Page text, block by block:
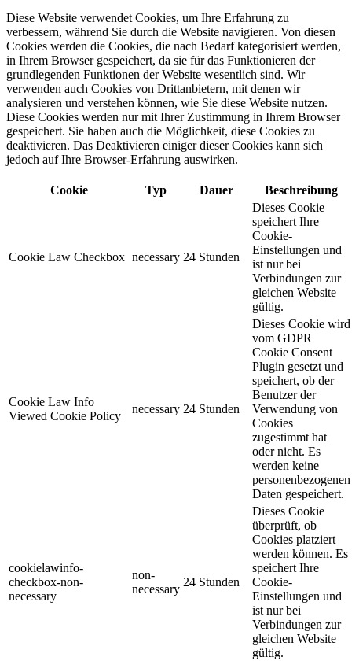
Diese Website verwendet Cookies, um Ihre Erfahrung zu
verbessern, während Sie durch die Website navigieren. Von diesen
Cookies werden die Cookies, die nach Bedarf kategorisiert werden,
in Ihrem Browser gespeichert, da sie für das Funktionieren der
grundlegenden Funktionen der Website wesentlich sind. Wir
verwenden auch Cookies von Drittanbietern, mit denen wir
analysieren und verstehen können, wie Sie diese Website nutzen.
Diese Cookies werden nur mit Ihrer Zustimmung in Ihrem Browser
gespeichert. Sie haben auch die Möglichkeit, diese Cookies zu
deaktivieren. Das Deaktivieren einiger dieser Cookies kann sich
jedoch auf Ihre Browser-Erfahrung auswirken.
Cookie Typ Dauer Beschreibung
Cookie Law Checkbox necessary 24 Stunden
Dieses Cookie
speichert Ihre
Cookie-
Einstellungen und
ist nur bei
Verbindungen zur
gleichen Website
gültig.
Cookie Law Info
Viewed Cookie Policy
necessary 24 Stunden
Dieses Cookie wird
vom GDPR
Cookie Consent
Plugin gesetzt und
speichert, ob der
Benutzer der
Verwendung von
Cookies
zugestimmt hat
oder nicht. Es
werden keine
personenbezogenen
Daten gespeichert.
cookielawinfo-
checkbox-non-
necessary
non-
necessary
24 Stunden
Dieses Cookie
überprüft, ob
Cookies platziert
werden können. Es
speichert Ihre
Cookie-
Einstellungen und
ist nur bei
Verbindungen zur
gleichen Website
gültig.